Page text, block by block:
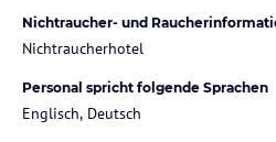
Nichtraucher- und
Nichtraucherhotel
Personal spricht folgende Sprachen
Englisch, Deutsch